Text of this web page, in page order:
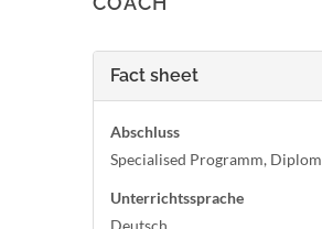
Fact sheet
Abschluss
Specialised Programm, Diplom
Unterrichtssprache
Deutsch